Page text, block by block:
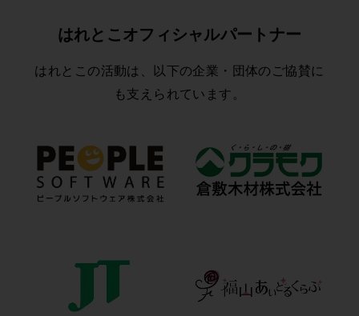
はれとこオフィシャルパートナー
はれとこの活動は、以下の企業・団体のご協賛に
も支えられています。